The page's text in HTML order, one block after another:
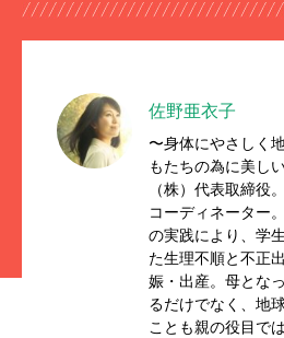
佐野亜衣子
〜身体にやさしく
もたちの為に美し
（株）代表取締役
コーディネーター
の実践により、学
た生理不順と不正
娠・出産。母とな
るだけでなく、地
ことも親の役目で